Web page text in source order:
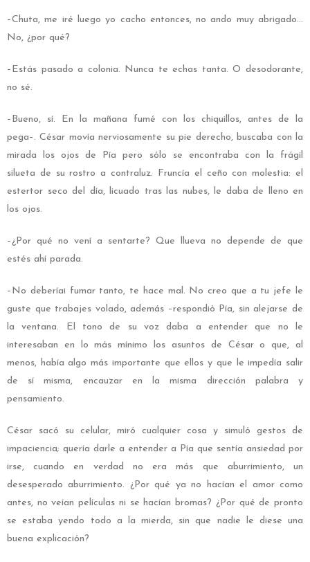
–Chuta, me iré luego yo cacho entonces, no ando muy abrigado…
No, ¿por qué?
–Estás pasado a colonia. Nunca te echas tanta. O desodorante,
no sé.
–Bueno, sí. En la mañana fumé con los chiquillos, antes de la
pega–. César movía nerviosamente su pie derecho, buscaba con la
mirada los ojos de Pía pero sólo se encontraba con la frágil
silueta de su rostro a contraluz. Fruncía el ceño con molestia: el
estertor seco del día, licuado tras las nubes, le daba de lleno en
los ojos.
–¿Por qué no vení a sentarte? Que llueva no depende de que
estés ahí parada.
–No deberíai fumar tanto, te hace mal. No creo que a tu jefe le
guste que trabajes volado, además –respondió Pía, sin alejarse de
la ventana. El tono de su voz daba a entender que no le
interesaban en lo más mínimo los asuntos de César o que, al
menos, había algo más importante que ellos y que le impedía salir
de sí misma, encauzar en la misma dirección palabra y
pensamiento.
César sacó su celular, miró cualquier cosa y simuló gestos de
impaciencia; quería darle a entender a Pía que sentía ansiedad por
irse, cuando en verdad no era más que aburrimiento, un
desesperado aburrimiento. ¿Por qué ya no hacían el amor como
antes, no veían películas ni se hacían bromas? ¿Por qué de pronto
se estaba yendo todo a la mierda, sin que nadie le diese una
buena explicación?